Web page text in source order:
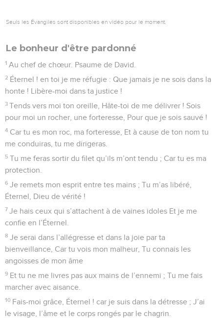
Seuls les Évangiles sont disponibles en vidéo pour le moment.
Le bonheur d'être pardonné
1 Au chef de chœur. Psaume de David.
2 Éternel ! en toi je me réfugie : Que jamais je ne sois dans la
honte ! Libère-moi dans ta justice !
3 Tends vers moi ton oreille, Hâte-toi de me délivrer ! Sois
pour moi un rocher, une forteresse, Pour que je sois sauvé !
4 Car tu es mon roc, ma forteresse, Et à cause de ton nom tu
me conduiras, tu me dirigeras.
5 Tu me feras sortir du filet qu’ils m’ont tendu ; Car tu es ma
protection.
6 Je remets mon esprit entre tes mains ; Tu m’as libéré,
Éternel, Dieu de vérité !
7 Je hais ceux qui s’attachent à de vaines idoles Et je me
confie en l’Éternel.
8 Je serai dans l’allégresse et dans la joie par ta
bienveillance, Car tu vois mon malheur, Tu connais les
angoisses de mon âme
9 Et tu ne me livres pas aux mains de l’ennemi ; Tu me fais
marcher avec aisance.
10 Fais-moi grâce, Éternel ! car je suis dans la détresse ; J’ai
le visage, l’âme et le corps rongés par le chagrin.